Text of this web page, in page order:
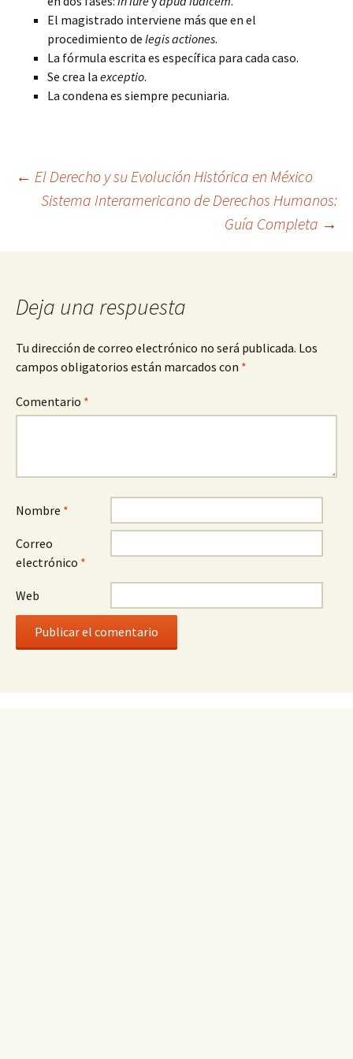
El magistrado interviene más que en el
procedimiento de legis actiones.
La fórmula escrita es específica para cada caso.
Se crea la exceptio.
La condena es siempre pecuniaria.
Navegación
← El Derecho y su Evolución Histórica en México
Sistema Interamericano de Derechos Humanos:
Guía Completa →
Deja una respuesta
Tu dirección de correo electrónico no será publicada. Los
campos obligatorios están marcados con *
Comentario *
Nombre *
Correo
electrónico *
Web